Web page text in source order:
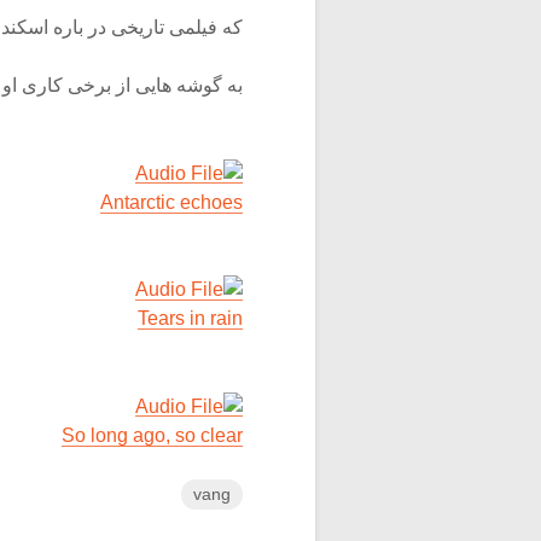
که فیلمی تاریخی در باره
به گوشه هایی از برخی کاری
Antarctic echoes
Tears in rain
So long ago, so clear
vang